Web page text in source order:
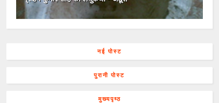
नई पोस्ट
पुरानी पोस्ट
मुख्यपृष्ठ